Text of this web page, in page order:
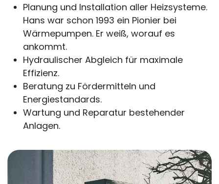
Planung und Installation aller Heizsysteme.
Hans war schon 1993 ein Pionier bei
Wärmepumpen. Er weiß, worauf es
ankommt.
Hydraulischer Abgleich für maximale
Effizienz.
Beratung zu Fördermitteln und
Energiestandards.
Wartung und Reparatur bestehender
Anlagen.